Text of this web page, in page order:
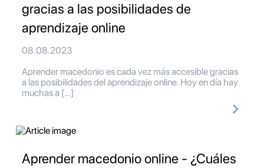
gracias a las posibilidades de
aprendizaje online
08.08.2023
Aprender macedonio es cada vez más accesible gracias
a las posibilidades del aprendizaje online. Hoy en día hay
muchas a […]
Aprender macedonio online - ¿Cuáles